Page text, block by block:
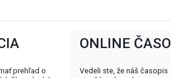
prehľad o
ONLINE
Vedeli ste, že náš časopis